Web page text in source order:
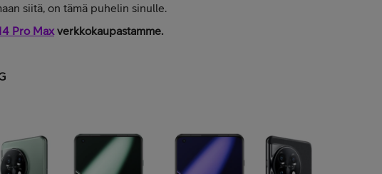
siitä, on tämä puhelin sinulle.
Pro Maxverkkokaupastamme.